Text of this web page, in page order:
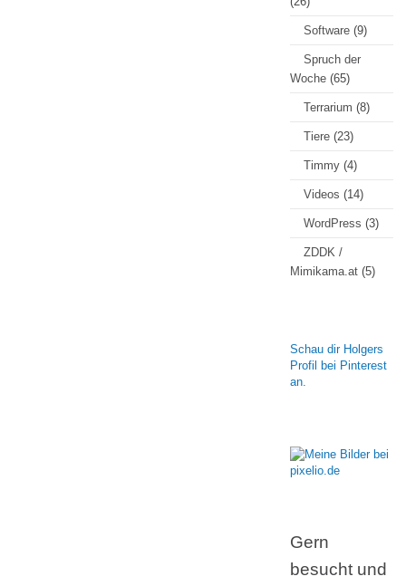
Software (9)
Spruch der
Woche (65)
Terrarium (8)
Tiere (23)
Timmy (4)
Videos (14)
WordPress (3)
ZDDK /
Mimikama.at (5)
Schau dir Holgers
Profil bei Pinterest
an.
Gern
besucht und